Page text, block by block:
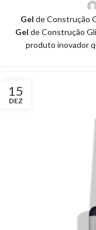
Gel de Construção
Gel de Construção
produto inovador
15
DEZ